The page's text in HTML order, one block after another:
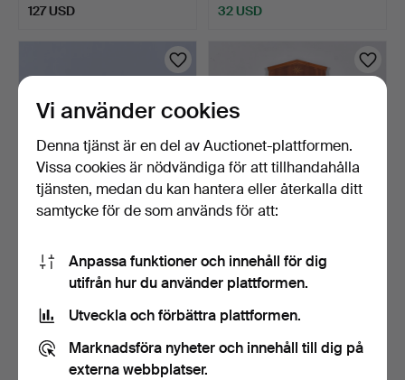
127 USD 32 USD
1940/50-tal.
17 timmar
43 USD
intarsia, 1900-tal.
1 bud
32 USD
Vi använder cookies
Denna tjänst är en del av Auctionet-plattformen.
Vissa cookies är nödvändiga för att tillhandahålla
tjänsten, medan du kan hantera eller återkalla ditt
samtycke för de som används för att:
Anpassa funktioner och innehåll för dig
utifrån hur du använder plattformen.
Utveckla och förbättra plattformen.
Marknadsföra nyheter och innehåll till dig på
externa webbplatser.